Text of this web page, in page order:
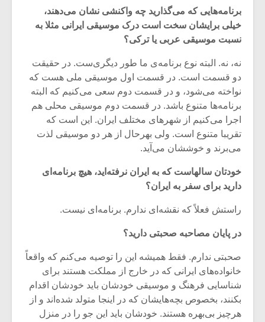
برنامه‌هایی که می‌گذارید چه واکنشی نشان می‌دهند،‌
خیلی برایشان سخت است درک موسیقی ایرانی مثلا به
نسبت موسیقی عربی یا ترکی؟
نه، نه. البته نوع برنامه‌ی ما طور دیگری‌ست. در حقیقت
دو قسمت است. در قسمت اول موسیقی ملی هست که
نواخته می‌شود، و در قسمت دوم سعی می‌کنیم که البته
برنامه‌ها متنوع باشد. در قسمت دوم موسیقی محلی هم
اجرا می‌کنیم از شهرهای مختلف ایران. این است که
تقریبا متنوع است. ولی بهرحال از هر دو موسیقی لذت
می‌برند و خوششان می‌آید.
خودتان سالهاست که به ایران نرفته‌اید، هیچ برنامه‌ای
دارید برای سفر به ایران؟
راستش فعلاً که نقشه‌ای ندارم. برنامه‌ای نیست.
در پایان مصاحبه صحبتی دارید؟
صحبتی ندارم. فقط همیشه این را توصیه می‌کنم که واقعاً
خانواده‌های ایرانی که در خارج از مملکت هستند برای
شناسایی فرهنگ و موسیقی خودشان باید خودشان اقدام
بکنند، بخصوص بچه‌هایشان که در اینجا متولد شده‌اند و از
هرچیز بی‌بهره هستند. خودشان باید این جو را در منزل